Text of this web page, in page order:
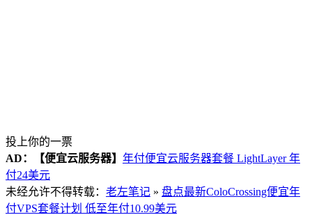
投上你的一票
AD：
【便宜云服务器】 年付便宜云服务器套餐 LightLayer 年
付24美元
未经允许不得转载： 老左笔记 » 盘点最新ColoCrossing便宜年
付VPS套餐计划 低至年付10.99美元